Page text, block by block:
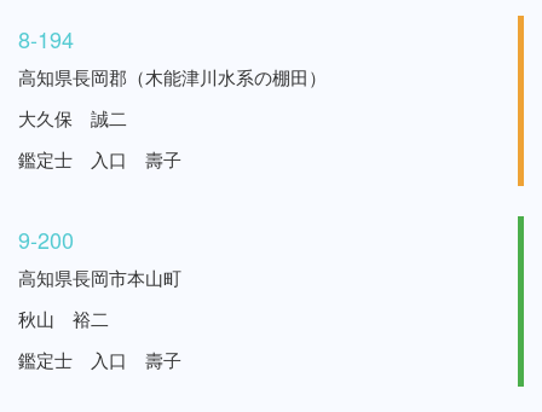
8-194
高知県長岡郡（木能津川水系の棚田）
大久保 誠二
鑑定士 入口 壽子
9-200
高知県長岡市本山町
秋山 裕二
鑑定士 入口 壽子